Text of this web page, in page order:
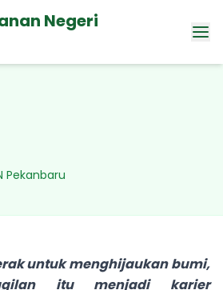
Negeri
Pekanbaru
untuk menghijaukan bumi,
itu menjadi karier